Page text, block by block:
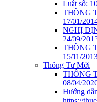
Luật số:
THÔNG
17/01/
NGHỊ
24/09/
THÔNG
15/11/2013
Thông Tư Mới
THÔNG
08/04/
Hướng